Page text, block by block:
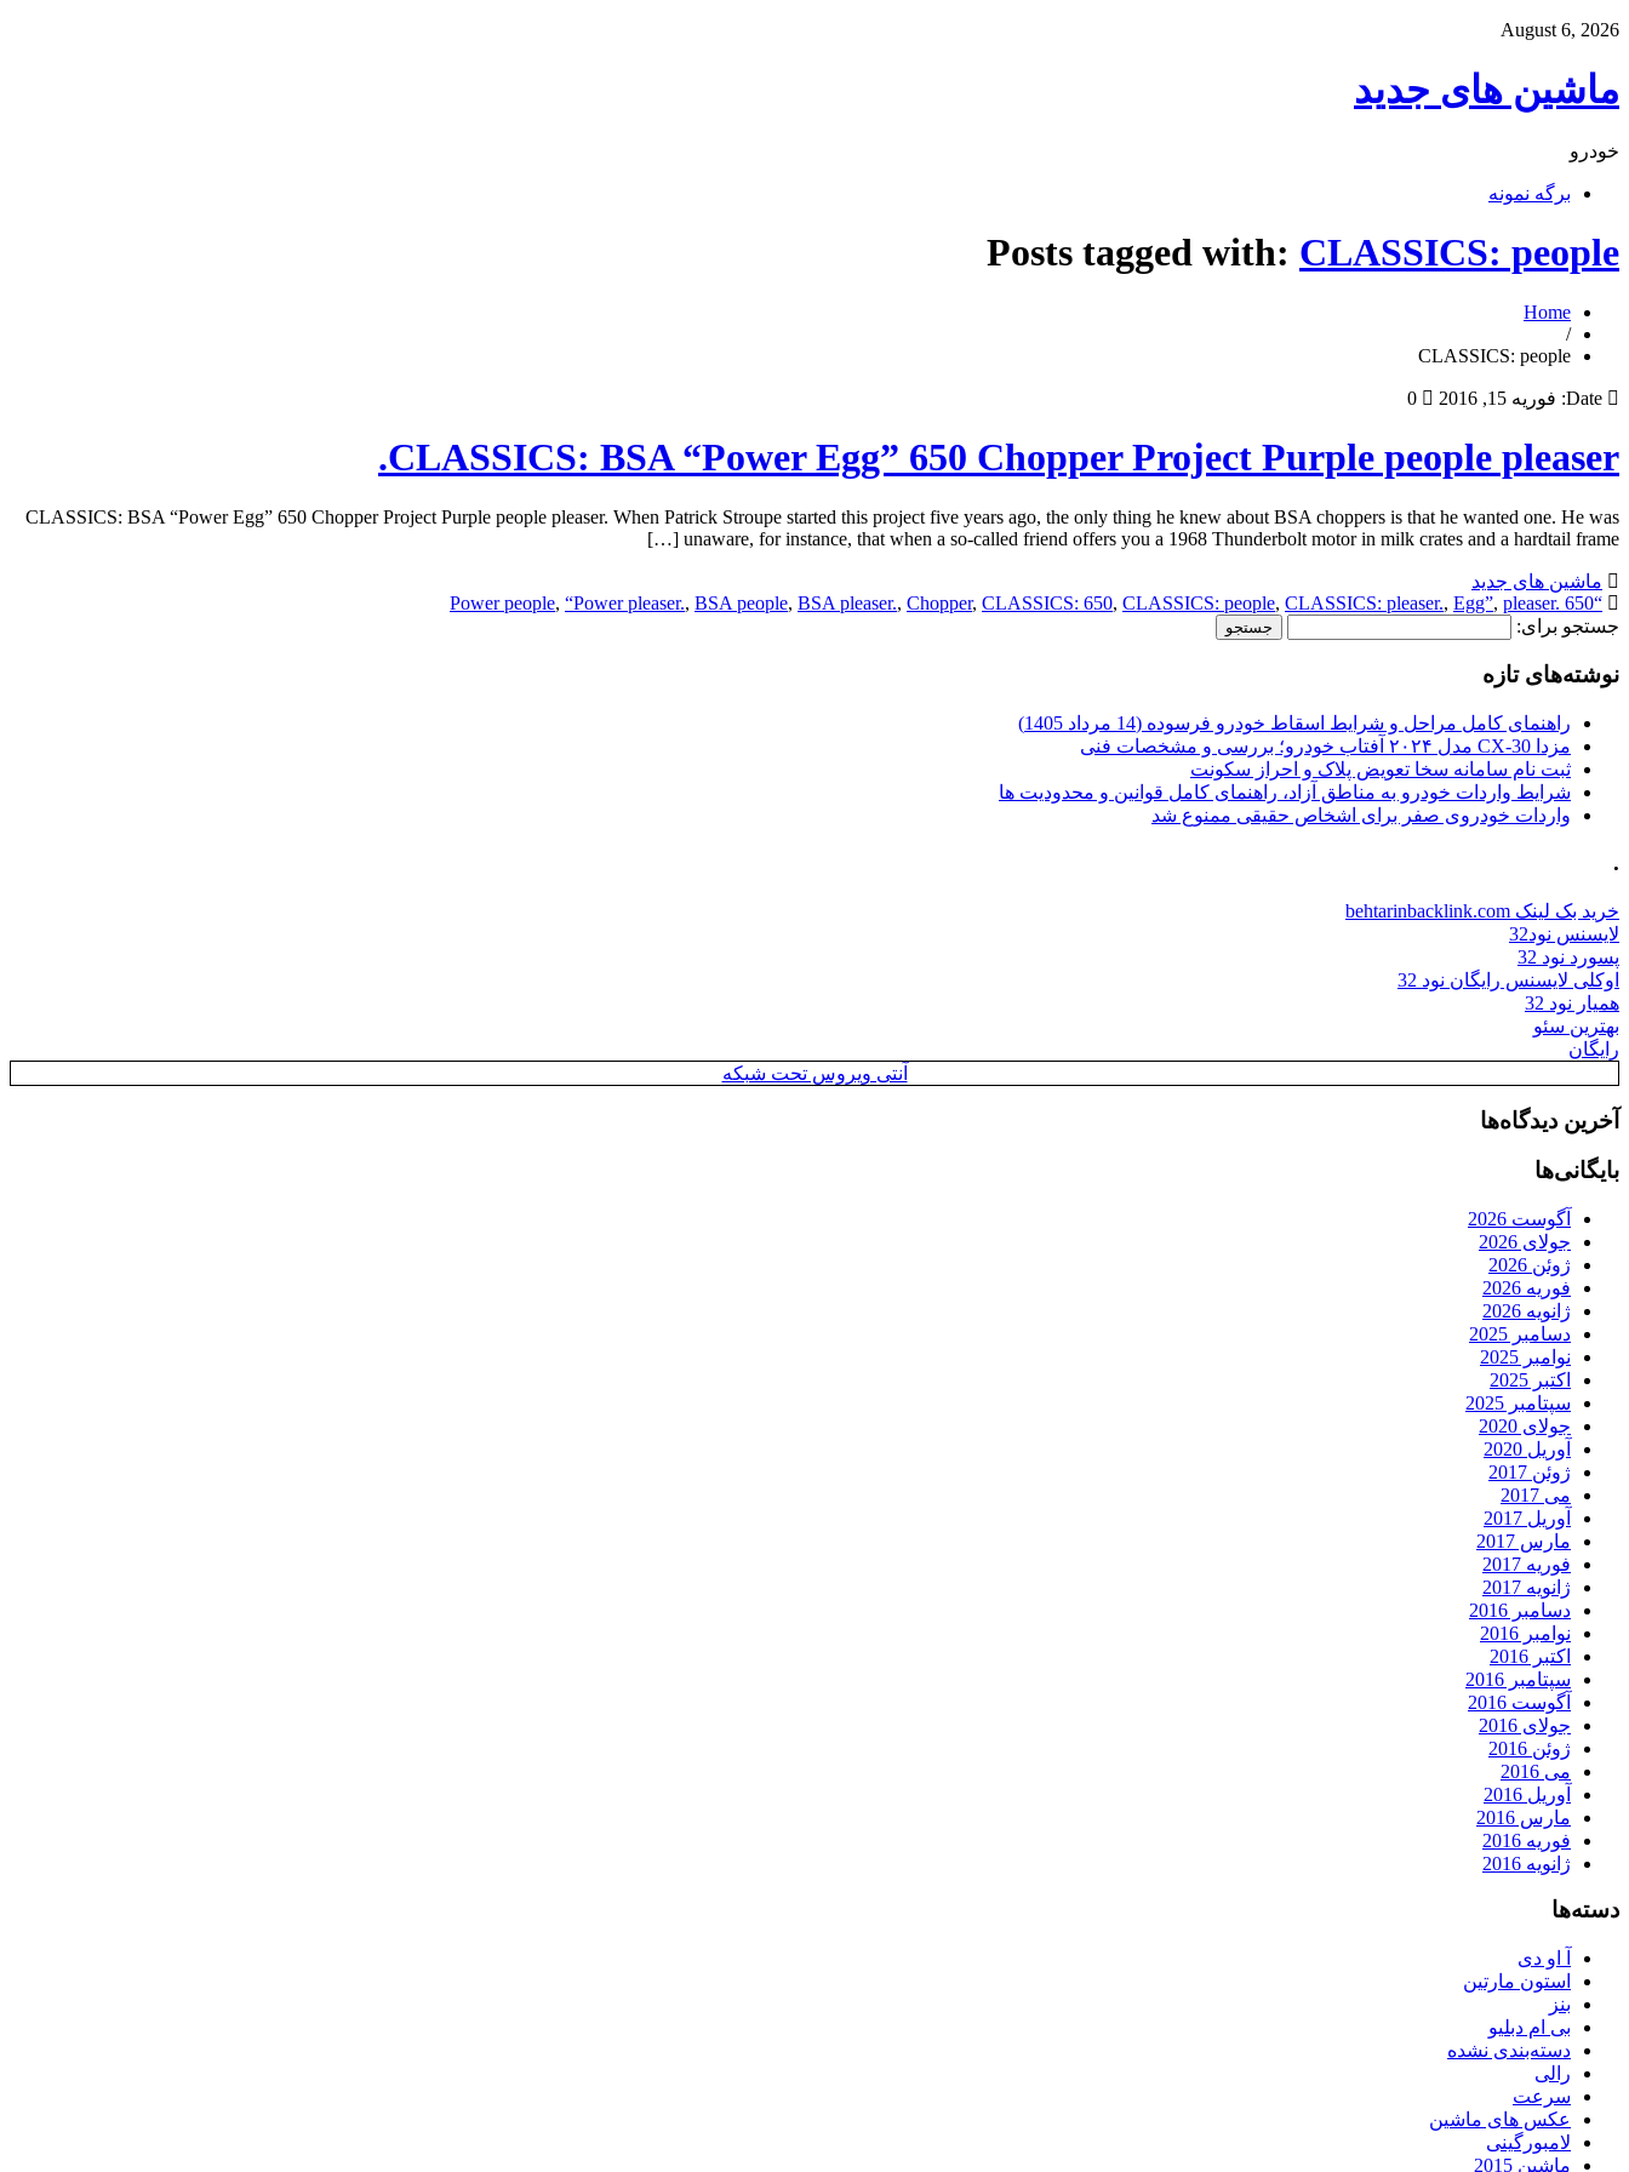
August 6, 2026
ماشین های جدید
خودرو
برگه نمونه
Posts tagged with: CLASSICS: people
Home
/
CLASSICS: people
Date: فوریه 15, 2016 0
CLASSICS: BSA “Power Egg” 650 Chopper Project Purple people pleaser.
CLASSICS: BSA “Power Egg” 650 Chopper Project Purple people pleaser. When Patrick Stroupe started this project five years ago, the only thing he knew about BSA choppers is that he wanted one. He was
unaware, for instance, that when a so-called friend offers you a 1968 Thunderbolt motor in milk crates and a hardtail frame […]
ماشین های جدید
“Power people
, “Power pleaser., BSA people, BSA pleaser., Chopper, CLASSICS: 650, CLASSICS: people, CLASSICS: pleaser., Egg”, pleaser. 650
جستجو برای:
نوشته‌های تازه
راهنمای کامل مراحل و شرایط اسقاط خودرو فرسوده (14 مرداد 1405)
مزدا CX-30 مدل ۲۰۲۴ آفتاب خودرو؛ بررسی و مشخصات فنی
ثبت نام سامانه سخا تعویض پلاک و احراز سکونت
شرایط واردات خودرو به مناطق آزاد، راهنمای کامل قوانین و محدودیت ها
واردات خودروی صفر برای اشخاص حقیقی ممنوع شد
.
خرید بک لینک behtarinbacklink.com
لایسنس نود32
پسورد نود 32
اوکلی لایسنس رایگان نود 32
همیار نود 32
بهترین سئو
رایگان
آنتی ویروس تحت شبکه
آخرین دیدگاه‌ها
بایگانی‌ها
آگوست 2026
جولای 2026
ژوئن 2026
فوریه 2026
ژانویه 2026
دسامبر 2025
نوامبر 2025
اکتبر 2025
سپتامبر 2025
جولای 2020
آوریل 2020
ژوئن 2017
می 2017
آوریل 2017
مارس 2017
فوریه 2017
ژانویه 2017
دسامبر 2016
نوامبر 2016
اکتبر 2016
سپتامبر 2016
آگوست 2016
جولای 2016
ژوئن 2016
می 2016
آوریل 2016
مارس 2016
فوریه 2016
ژانویه 2016
دسته‌ها
آ او دی
استون مارتین
بنز
بی ام دبلیو
دسته‌بندی نشده
رالی
سرعت
عکس های ماشین
لامبورگینی
ماشین 2015